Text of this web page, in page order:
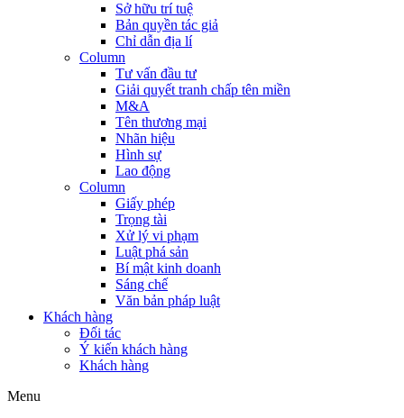
Sở hữu trí tuệ
Bản quyền tác giả
Chỉ dẫn địa lí
Column
Tư vấn đầu tư
Giải quyết tranh chấp tên miền
M&A
Tên thương mại
Nhãn hiệu
Hình sự
Lao động
Column
Giấy phép
Trọng tài
Xử lý vi phạm
Luật phá sản
Bí mật kinh doanh
Sáng chế
Văn bản pháp luật
Khách hàng
Đối tác
Ý kiến khách hàng
Khách hàng
Menu